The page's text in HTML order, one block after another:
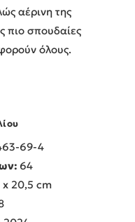
αέρινη της
πιο σπουδαίες
όλους.
69-4
64
x 20,5 cm